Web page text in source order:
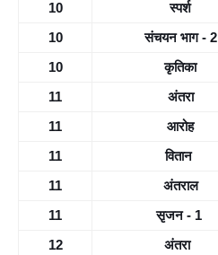
10 स्पर्श
10 संचयन भाग - 2
10 कृतिका
11 अंतरा
11 आरोह
11 वितान
11 अंतराल
11 सृजन - 1
12 अंतरा